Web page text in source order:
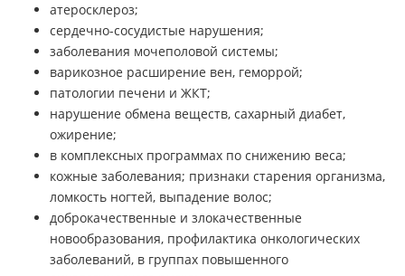
атеросклероз;
сердечно-сосудистые нарушения;
заболевания мочеполовой системы;
варикозное расширение вен, геморрой;
патологии печени и ЖКТ;
нарушение обмена веществ, сахарный диабет,
ожирение;
в комплексных программах по снижению веса;
кожные заболевания; признаки старения организма,
ломкость ногтей, выпадение волос;
доброкачественные и злокачественные
новообразования, профилактика онкологических
заболеваний, в группах повышенного